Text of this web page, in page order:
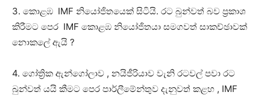
3. කොළඹ IMF නියෝජිතයෙක් සිටියි. රට බුන්වත් බව ප්‍රකාශ
කිරීමට පෙර IMF කොළඹ නියෝජිතයා සමගවත් සාකච්ඡාවක්
නොකලේ ඇයි ?
4. ගෝත්‍රික ඇන්ගෝලාව , නයිජීරියාව වැනි රටවල් පවා රට
බුන්වත් යයි කීමට පෙර පාර්ලීමේන්තුව දැනුවත් කළහ , IMF